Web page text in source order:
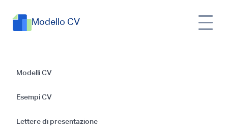
Modello CV
Modelli CV
Esempi CV
Lettere di presentazione
CV per la posizione
di Sviluppatore iOS
a livello base: